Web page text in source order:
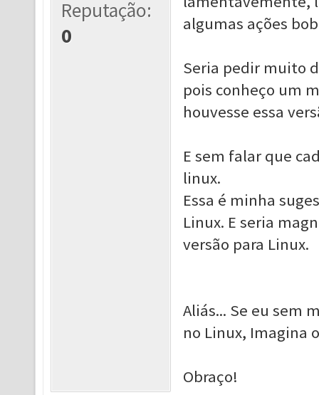
Reputação:
0
algumas ações
Seria pedir muito
pois conheço um
houvesse essa
E sem falar que
linux.
Essa é minha
Linux. E seria
versão para Linux.
Aliás... Se eu sem
no Linux, Imagina
Obraço!